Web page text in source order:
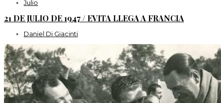
Julio
21 DE JULIO DE 1947 / EVITA LLEGA A FRANCIA
Daniel Di Giacinti